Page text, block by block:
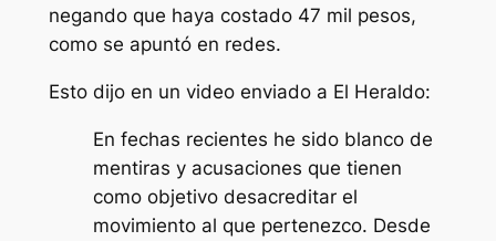
negando que haya costado 47 mil pesos,
como se apuntó en redes.
Esto dijo en un video enviado a El Heraldo:
En fechas recientes he sido blanco de
mentiras y acusaciones que tienen
como objetivo desacreditar el
movimiento al que pertenezco. Desde